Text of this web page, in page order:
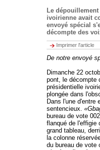
Le
ivoirienne avait
envoyé spécial
décompte des
Imprimer l'article
De notre envoyé
Dimanche 22
pont, le décompte
présidentielle
plongée dans
Dans l'une d'entre
sentencieux.
bureau de vote
flanqué de l'effigie
grand tableau,
la colonne
du bureau de vote